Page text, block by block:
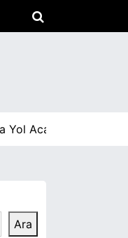
Acar |
Ara